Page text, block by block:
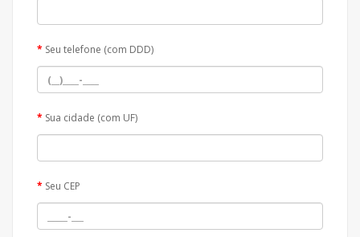
Seu telefone (com DDD)
Sua cidade (com UF)
Seu CEP